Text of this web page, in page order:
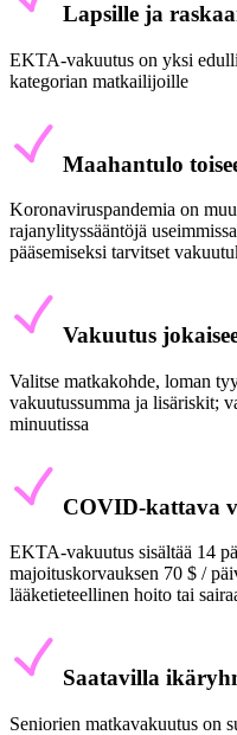
Lapsille ja
EKTA-vakuutus on yksi
kategorian matkailijoille
Maahantulo
Koronaviruspandemia on
rajanylityssääntöjä
pääsemiseksi tarvitset
Vakuutus
Valitse matkakohde, loman
vakuutussumma ja lisäriskit;
minuutissa
COVID-kattava
EKTA-vakuutus sisältää 14
majoituskorvauksen 70 $ /
lääketieteellinen hoito tai
Saatavilla
Seniorien matkavakuutus on